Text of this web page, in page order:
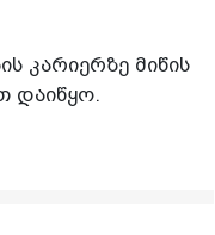
კარიერზე მიწის
დაიწყო.